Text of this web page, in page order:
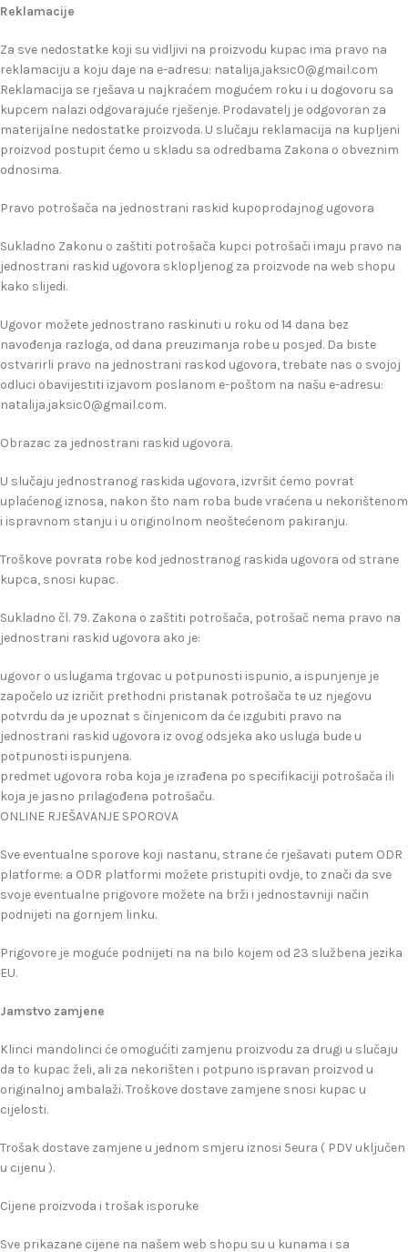
Reklamacije
Za sve nedostatke koji su vidljivi na proizvodu kupac ima pravo na
reklamaciju a koju daje na e-adresu: natalija.jaksic0@gmail.com
Reklamacija se rješava u najkraćem mogućem roku i u dogovoru sa
kupcem nalazi odgovarajuće rješenje. Prodavatelj je odgovoran za
materijalne nedostatke proizvoda. U slučaju reklamacija na kupljeni
proizvod postupit ćemo u skladu sa odredbama Zakona o obveznim
odnosima.
Pravo potrošača na jednostrani raskid kupoprodajnog ugovora
Sukladno Zakonu o zaštiti potrošača kupci potrošači imaju pravo na
jednostrani raskid ugovora sklopljenog za proizvode na web shopu
kako slijedi.
Ugovor možete jednostrano raskinuti u roku od 14 dana bez
navođenja razloga, od dana preuzimanja robe u posjed. Da biste
ostvarirli pravo na jednostrani raskod ugovora, trebate nas o svojoj
odluci obavijestiti izjavom poslanom e-poštom na našu e-adresu:
natalija.jaksic0@gmail.com.
Obrazac za jednostrani raskid ugovora.
U slučaju jednostranog raskida ugovora, izvršit ćemo povrat
uplaćenog iznosa, nakon što nam roba bude vraćena u nekorištenom
i ispravnom stanju i u originolnom neoštećenom pakiranju.
Troškove povrata robe kod jednostranog raskida ugovora od strane
kupca, snosi kupac.
Sukladno čl. 79. Zakona o zaštiti potrošača, potrošač nema pravo na
jednostrani raskid ugovora ako je:
ugovor o uslugama trgovac u potpunosti ispunio, a ispunjenje je
započelo uz izričit prethodni pristanak potrošača te uz njegovu
potvrdu da je upoznat s činjenicom da će izgubiti pravo na
jednostrani raskid ugovora iz ovog odsjeka ako usluga bude u
potpunosti ispunjena.
predmet ugovora roba koja je izrađena po specifikaciji potrošača ili
koja je jasno prilagođena potrošaču.
ONLINE RJEŠAVANJE SPOROVA
Sve eventualne sporove koji nastanu, strane će rješavati putem ODR
platforme: a ODR platformi možete pristupiti ovdje, to znači da sve
svoje eventualne prigovore možete na brži i jednostavniji način
podnijeti na gornjem linku.
Prigovore je moguće podnijeti na na bilo kojem od 23 službena jezika
EU.
Jamstvo zamjene
Klinci mandolinci će omogućiti zamjenu proizvodu za drugi u slučaju
da to kupac želi, ali za nekorišten i potpuno ispravan proizvod u
originalnoj ambalaži. Troškove dostave zamjene snosi kupac u
cijelosti.
Trošak dostave zamjene u jednom smjeru iznosi 5eura ( PDV uključen
u cijenu ).
Cijene proizvoda i trošak isporuke
Sve prikazane cijene na našem web shopu su u kunama i sa